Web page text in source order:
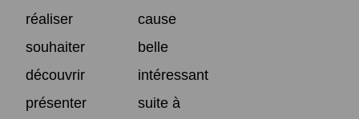
réaliser
cause
souhaiter
belle
découvrir
intéressant
présenter
suite à